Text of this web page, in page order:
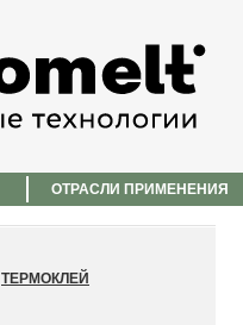
ОТРАСЛИ ПРИМЕНЕНИЯ
ТЕРМОКЛЕЙ